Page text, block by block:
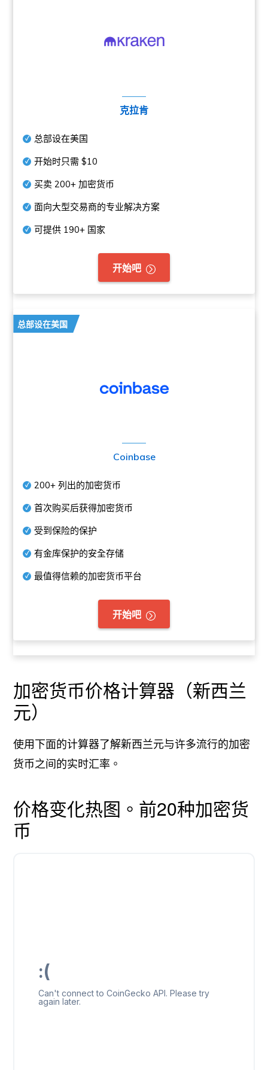
克拉肯
总部设在美国
开始时只需$10
买卖200+ 加密货币
面向大型交易商的专业解决方案
可提供 190+ 国家
开始吧
总部设在美国
Coinbase
200+ 列出的加密货币
首次购买后获得加密货币
受到保险的保护
有金库保护的安全存储
最值得信赖的加密货币平台
开始吧
加密货币价格计算器（新西兰
元）
使用下面的计算器了解新西兰元与许多流行的加密
货币之间的实时汇率。
价格变化热图。前20种加密货
币